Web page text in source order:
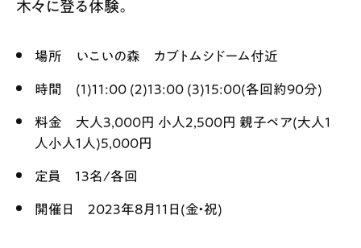
木々に登る体験。
場所 いこいの森 カブトムシドーム付近
時間 (1)11:00 (2)13:00 (3)15:00(各回約90分)
料金 大人3,000円 小人2,500円 親子ペア(大人1
人小人1人)5,000円
定員 13名/各回
開催日 2023年8月11日(金・祝)